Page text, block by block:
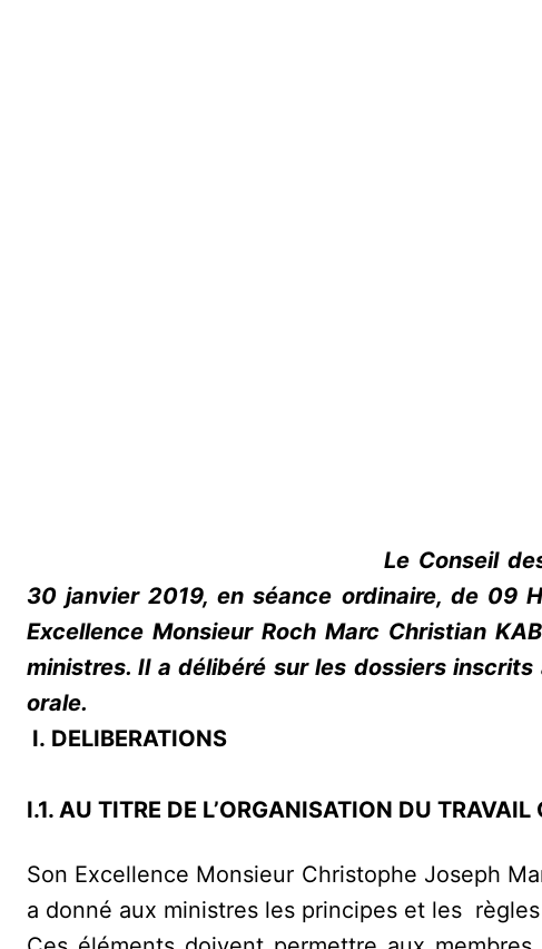
Le Conseil
30 janvier 2019, en séance ordinaire, de 09
Excellence Monsieur Roch Marc Christian
ministres. Il a délibéré sur les dossiers
orale.
I. DELIBERATIONS
I.1. AU TITRE DE L’ORGANISATION DU
Son Excellence Monsieur Christophe Joseph
a donné aux ministres les principes et les